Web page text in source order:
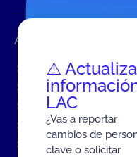
Accesos rápidos
Eventos
Tarifas MIT
Servicios de ONAC
Acredítate con ONAC
Documentos
⚠️
LAC
¿Vas a reportar
cambios de
clave o solicitar